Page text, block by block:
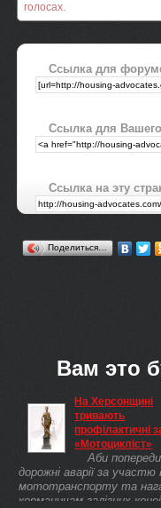
голосах.
Ссылка для
Ссылка для
Ссылка на эту
Поделиться…
Вам это
На Херсонщині
тривають
профілактичні
«Мотоцикліст»
Аби
дорожні аварії за участю
мототранспорту та
керманичам залізних